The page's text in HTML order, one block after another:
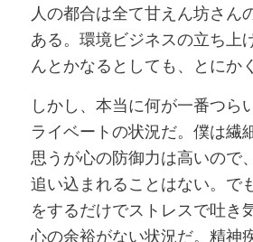
人の都合は全て甘えん坊さん
ある。環境ビジネスの立ち上
んとかなるとしても、とにか
しかし、本当に何が一番つら
ライベートの状況だ。僕は繊
思うが心の防御力は高いので
追い込まれることはない。で
をするだけでストレスで吐き
心の余裕がない状況だ。精神